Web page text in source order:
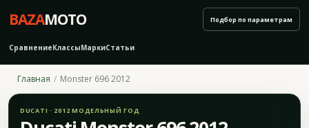
BAZAMOTO
СравнениеКлассыМаркиСтатьи
Подбор по параметрам
Главная Monster 696 2012
DUCATI · 2012 МОДЕЛЬНЫЙ ГОД